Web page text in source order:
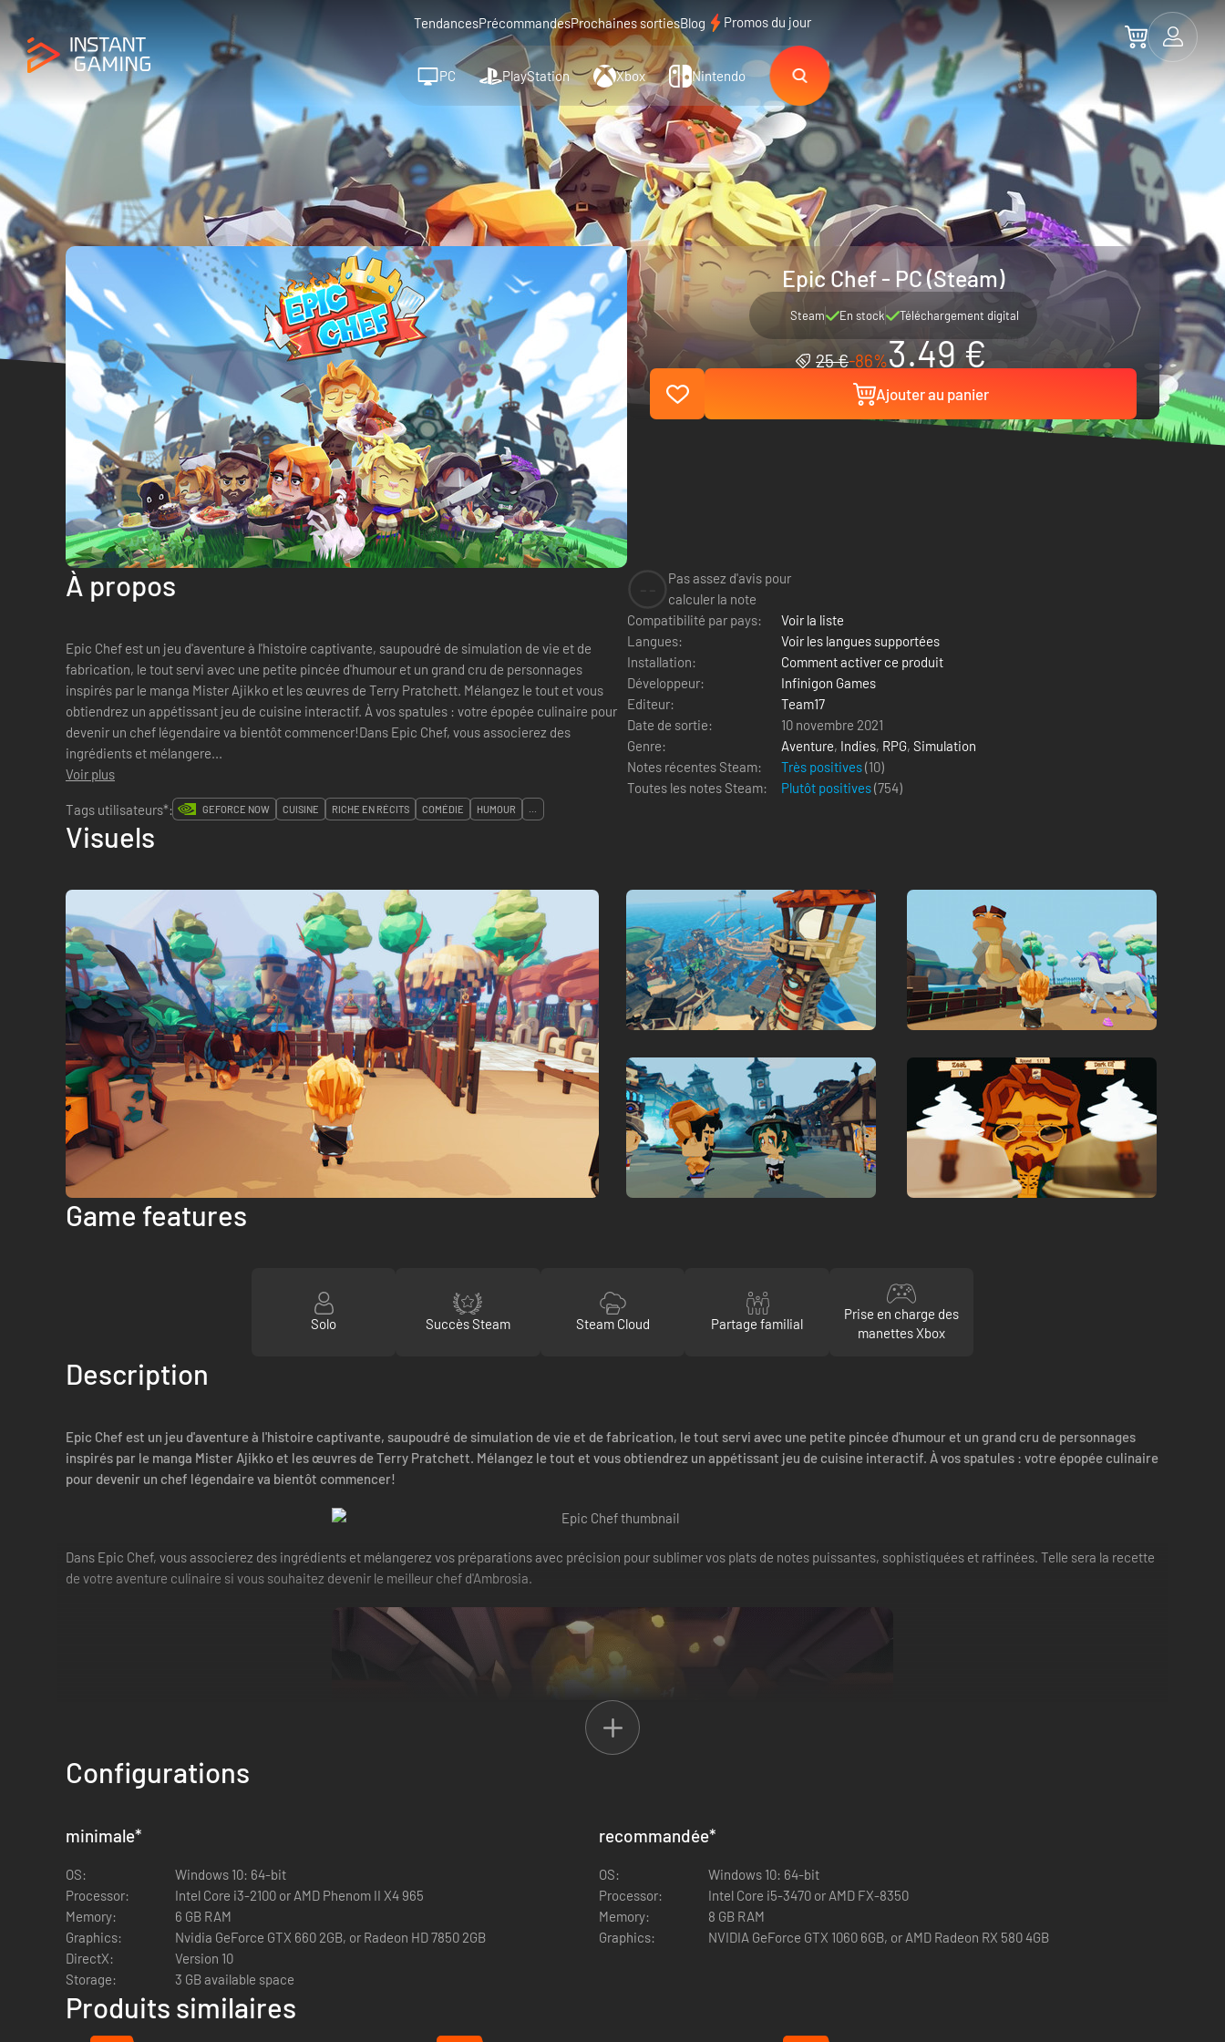
TendancesPrécommandesProchaines sortiesBlog Promos du jour
PC PlayStation Xbox Nintendo
Epic Chef - PC (Steam)
Steam En stock Téléchargement digital
25 €-86%3.49 €
Ajouter au panier
À propos
Epic Chef est un jeu d'aventure à l'histoire captivante, saupoudré de simulation de vie et de
fabrication, le tout servi avec une petite pincée d'humour et un grand cru de personnages
inspirés par le manga Mister Ajikko et les œuvres de Terry Pratchett. Mélangez le tout et vous
obtiendrez un appétissant jeu de cuisine interactif. À vos spatules : votre épopée culinaire pour
devenir un chef légendaire va bientôt commencer!Dans Epic Chef, vous associerez des
ingrédients et mélangere...
Voir plus
Pas assez d'avis pour
calculer la note
Compatibilité par pays:
Voir la liste
Langues:
Voir les langues supportées
Installation:
Comment activer ce produit
Développeur:
Infinigon Games
Editeur:
Team17
Date de sortie:
10 novembre 2021
Genre:
Aventure, Indies, RPG, Simulation
Notes récentes Steam:
Très positives(10)
Toutes les notes Steam:
Plutôt positives(754)
Tags utilisateurs*:
GEFORCE NOW CUISINE RICHE EN RÉCITS COMÉDIE HUMOUR ...
Visuels
Game features
Solo Succès Steam Steam Cloud Partage familial
Prise en charge des
manettes Xbox
Description
Epic Chef est un jeu d'aventure à l'histoire captivante, saupoudré de simulation de vie et de fabrication, le tout servi avec une petite pincée d'humour et un grand cru de personnages
inspirés par le manga Mister Ajikko et les œuvres de Terry Pratchett. Mélangez le tout et vous obtiendrez un appétissant jeu de cuisine interactif. À vos spatules : votre épopée culinaire
pour devenir un chef légendaire va bientôt commencer!
Dans Epic Chef, vous associerez des ingrédients et mélangerez vos préparations avec précision pour sublimer vos plats de notes puissantes, sophistiquées et raffinées. Telle sera la recette
de votre aventure culinaire si vous souhaitez devenir le meilleur chef d'Ambrosia.
L'association des plats et des propriétés de vos ingrédients ainsi que le système de création de recettes dynamique vous permettront de tester des milliers de combinaisons différentes afin
de créer un menu de mets exceptionnels. Du rat avec des tomates et des pommes de terre ? Vous voulez dire « soufflé de tomates et ses tranches de vermine sur un lit de crème
amidonnée » !
Configurations
minimale*
OS:
Windows 10: 64-bit
Processor:
Intel Core i3-2100 or AMD Phenom II X4 965
Memory:
6 GB RAM
Graphics:
Nvidia GeForce GTX 660 2GB, or Radeon HD 7850 2GB
DirectX:
Version 10
Storage:
3 GB available space
recommandée*
OS:
Windows 10: 64-bit
Processor:
Intel Core i5-3470 or AMD FX-8350
Memory:
8 GB RAM
Graphics:
NVIDIA GeForce GTX 1060 6GB, or AMD Radeon RX 580 4GB
Produits similaires